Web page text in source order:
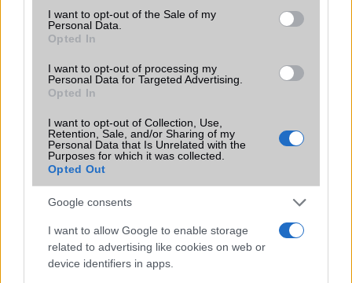
consent section.
I want to opt-out of the Sale of my
Personal Data.
Opted In
I want to opt-out of processing my
Personal Data for Targeted Advertising.
Opted In
I want to opt-out of Collection, Use,
Retention, Sale, and/or Sharing of my
Personal Data that Is Unrelated with the
Purposes for which it was collected.
Opted Out
Google consents
I want to allow Google to enable storage
related to advertising like cookies on web or
device identifiers in apps.
Brand
Max - valamilyen szempontból
kiemelkedõ változat (ez lehet
Védelem IP69
Limited Edition
SAR
Nincs publikus adat!
N/A = Nincs adat. Legutóbbi frissítés: 2026-07-13 19:00:00
Új és Használt GSM kiemelt ajánlatok